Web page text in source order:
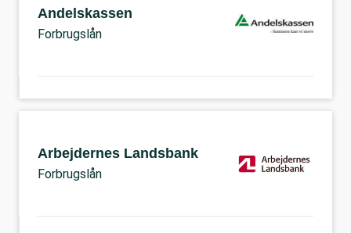
Andelskassen
Forbrugslån
Arbejdernes Landsbank
Forbrugslån